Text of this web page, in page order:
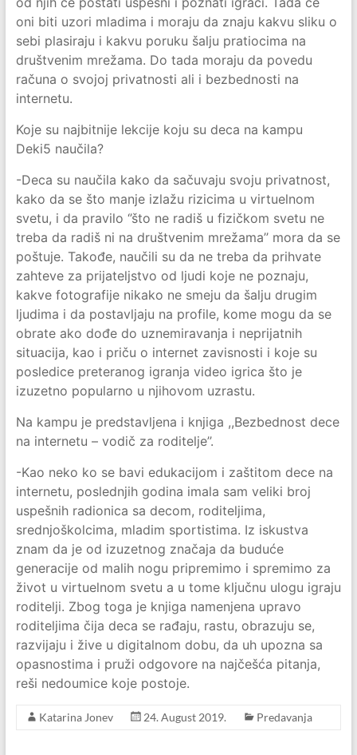
oni biti uzori mladima i moraju da znaju kakvu sliku o
sebi plasiraju i kakvu poruku šalju pratiocima na
društvenim mrežama. Do tada moraju da povedu
računa o svojoj privatnosti ali i bezbednosti na
internetu.
Koje su najbitnije lekcije koju su deca na kampu
Deki5 naučila?
-Deca su naučila kako da sačuvaju svoju privatnost,
kako da se što manje izlažu rizicima u virtuelnom
svetu, i da pravilo ‘’što ne radiš u fizičkom svetu ne
treba da radiš ni na društvenim mrežama’’ mora da se
poštuje. Takođe, naučili su da ne treba da prihvate
zahteve za prijateljstvo od ljudi koje ne poznaju,
kakve fotografije nikako ne smeju da šalju drugim
ljudima i da postavljaju na profile, kome mogu da se
obrate ako dođe do uznemiravanja i neprijatnih
situacija, kao i priču o internet zavisnosti i koje su
posledice preteranog igranja video igrica što je
izuzetno popularno u njihovom uzrastu.
Na kampu je predstavljena i knjiga ,,Bezbednost dece
na internetu – vodič za roditelje’’.
-Kao neko ko se bavi edukacijom i zaštitom dece na
internetu, poslednjih godina imala sam veliki broj
uspešnih radionica sa decom, roditeljima,
srednjoškolcima, mladim sportistima. Iz iskustva
znam da je od izuzetnog značaja da buduće
generacije od malih nogu pripremimo i spremimo za
život u virtuelnom svetu a u tome ključnu ulogu igraju
roditelji. Zbog toga je knjiga namenjena upravo
roditeljima čija deca se rađaju, rastu, obrazuju se,
razvijaju i žive u digitalnom dobu, da uh upozna sa
opasnostima i pruži odgovore na najčešća pitanja,
reši nedoumice koje postoje.
Katarina Jonev 24. August 2019. Predavanja